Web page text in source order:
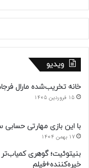
ویدیو
خانه تخریب‌شده مارال
15 فروردین 1405
با این بازی مهارتی
17 بهمن 1404
بنیتوئیت؛ گوهری
خیره‌کننده+فیلم